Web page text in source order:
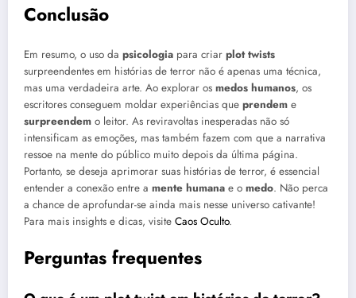
Conclusão
Em resumo, o uso da psicologia para criar plot twists
surpreendentes em histórias de terror não é apenas uma técnica,
mas uma verdadeira arte. Ao explorar os medos humanos, os
escritores conseguem moldar experiências que prendem e
surpreendem o leitor. As reviravoltas inesperadas não só
intensificam as emoções, mas também fazem com que a narrativa
ressoe na mente do público muito depois da última página.
Portanto, se deseja aprimorar suas histórias de terror, é essencial
entender a conexão entre a mente humana e o medo. Não perca
a chance de aprofundar-se ainda mais nesse universo cativante!
Para mais insights e dicas, visite Caos Oculto.
Perguntas frequentes